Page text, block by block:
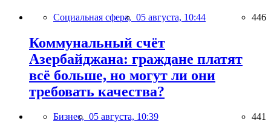
Социальная сфера, 05 августа, 10:44 446
Коммунальный счёт
Азербайджана: граждане платят
всё больше, но могут ли они
требовать качества?
Бизнес, 05 августа, 10:39 441